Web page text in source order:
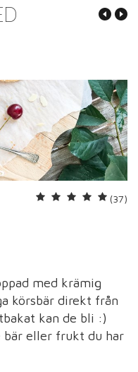
(37)
med krämig
körsbär direkt från
kan de bli :)
bär eller frukt du har